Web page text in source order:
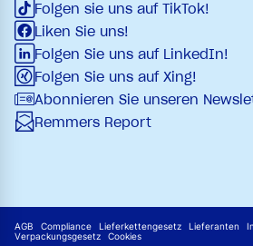
Folgen sie uns auf TikTok!
Liken Sie uns!
Folgen Sie uns auf LinkedIn!
Folgen Sie uns auf Xing!
Abonnieren Sie unseren
Remmers Report
AGB Compliance Lieferkettengesetz Lieferanten
Verpackungsgesetz
Cookies